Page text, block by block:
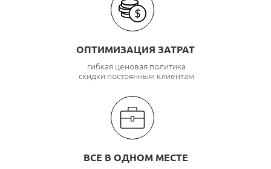
ОПТИМИЗАЦИЯ ЗАТРАТ
гибкая ценовая политика
скидки постоянным клиентам
ВСЕ В ОДНОМ МЕСТЕ